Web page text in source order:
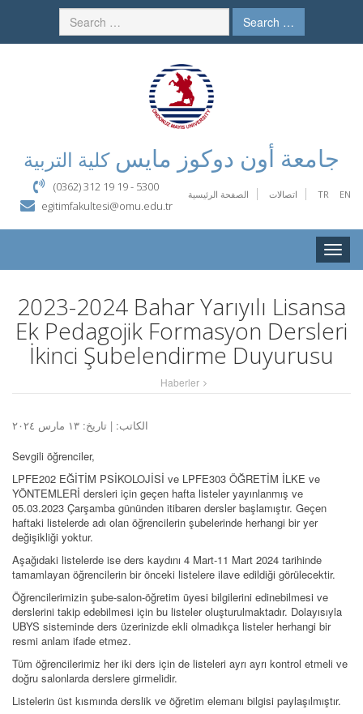
Search …
جامعة أون دوكوز مايسكلية التربية
الصفحة الرئيسية اتصالات TR EN
(0362) 312 19 19 - 5300
egitimfakultesi@omu.edu.tr
Toggle
2023-2024 Bahar Yarıyılı Lisansa
Ek Pedagojik Formasyon Dersleri
İkinci Şubelendirme Duyurusu
Haberler
الكاتب: | تاريخ: ١٣ مارس ٢٠٢٤
Sevgili öğrenciler,
LPFE202 EĞİTİM PSİKOLOJİSİ ve LPFE303 ÖĞRETİM İLKE ve
YÖNTEMLERİ dersleri için geçen hafta listeler yayınlanmış ve
05.03.2023 Çarşamba gününden itibaren dersler başlamıştır. Geçen
haftaki listelerde adı olan öğrencilerin şubelerinde herhangi bir yer
değişikliği yoktur.
Aşağıdaki listelerde ise ders kaydını 4 Mart-11 Mart 2024 tarihinde
tamamlayan öğrencilerin bir önceki listelere ilave edildiği görülecektir.
Öğrencilerimizin şube-salon-öğretim üyesi bilgilerini edinebilmesi ve
derslerini takip edebilmesi için bu listeler oluşturulmaktadır. Dolayısıyla
UBYS sisteminde ders üzerinizde ekli olmadıkça listeler herhangi bir
resmi anlam ifade etmez.
Tüm öğrencilerimiz her iki ders için de listeleri ayrı ayrı kontrol etmeli ve
doğru salonlarda derslere girmelidir.
Listelerin üst kısmında derslik ve öğretim elemanı bilgisi paylaşılmıştır.